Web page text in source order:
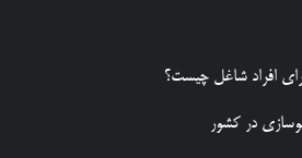
افراد شاغل چیست؟
در کشور